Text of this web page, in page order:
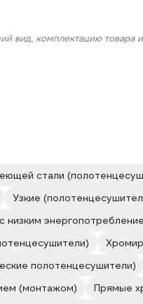
вид, комплектацию товара
стали
Узкие
низким
полотенцесушители)
(монтажом) Прямые